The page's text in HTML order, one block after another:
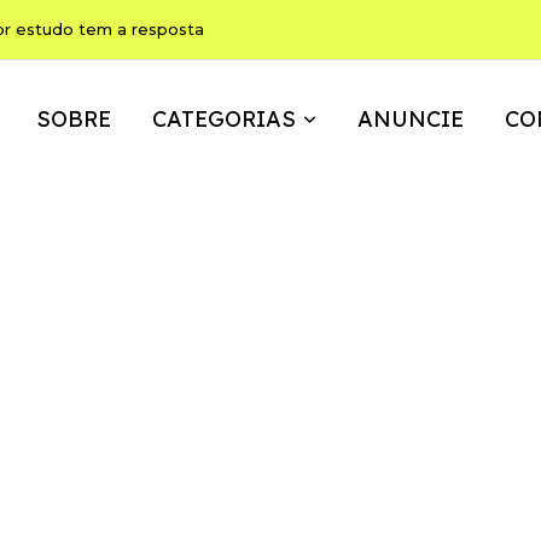
pode ser, ao mesmo tempo, memória, brincadeira e expressão
SOBRE CATEGORIAS ANUNCIE